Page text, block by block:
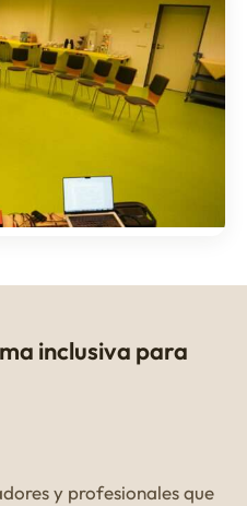
inclusiva para
y profesionales que